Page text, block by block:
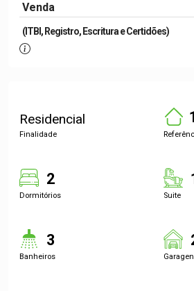
Venda
(ITBI, Registro, Escritura e Certidões)
Residencial
Finalidade
2
Dormitórios Suite
3
Banheiros